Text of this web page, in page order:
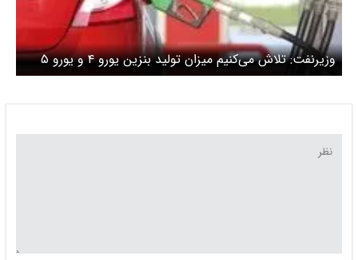
وزیرنفت: تلاش می‌کنیم میزان تولید بنزین یورو ۴ و یورو ۵
افزایش دهیم